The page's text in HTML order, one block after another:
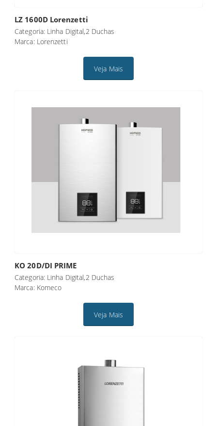
LZ 1600D Lorenzetti
Categoria: Linha Digital,2 Duchas
Marca: Lorenzetti
Veja Mais
KO 20D/DI PRIME
Categoria: Linha Digital,2 Duchas
Marca: Komeco
Veja Mais